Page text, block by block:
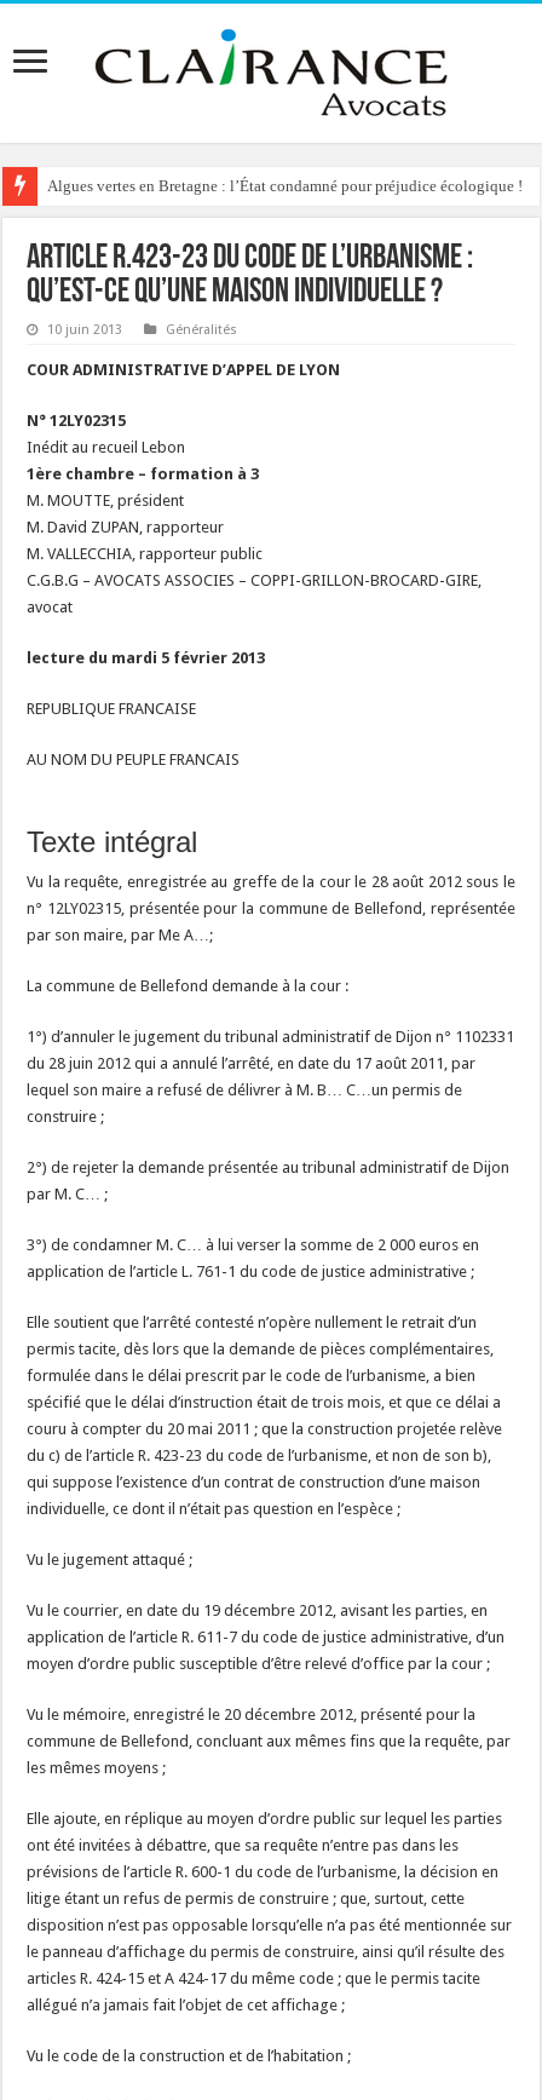
Algues vertes en Bretagne : l’État condamné pour préjudice écologique !
Article R.423-23 du Code de l’urbanisme :
qu’est-ce qu’une maison individuelle ?
10 juin 2013 Généralités
COUR ADMINISTRATIVE D’APPEL DE LYON
N° 12LY02315
Inédit au recueil Lebon
1ère chambre – formation à 3
M. MOUTTE, président
M. David ZUPAN, rapporteur
M. VALLECCHIA, rapporteur public
C.G.B.G – AVOCATS ASSOCIES – COPPI-GRILLON-BROCARD-GIRE,
avocat
lecture du mardi 5 février 2013
REPUBLIQUE FRANCAISE
AU NOM DU PEUPLE FRANCAIS
Texte intégral
Vu la requête, enregistrée au greffe de la cour le 28 août 2012 sous le
n° 12LY02315, présentée pour la commune de Bellefond, représentée
par son maire, par Me A…;
La commune de Bellefond demande à la cour :
1°) d’annuler le jugement du tribunal administratif de Dijon n° 1102331
du 28 juin 2012 qui a annulé l’arrêté, en date du 17 août 2011, par
lequel son maire a refusé de délivrer à M. B… C…un permis de
construire ;
2°) de rejeter la demande présentée au tribunal administratif de Dijon
par M. C… ;
3°) de condamner M. C… à lui verser la somme de 2 000 euros en
application de l’article L. 761-1 du code de justice administrative ;
Elle soutient que l’arrêté contesté n’opère nullement le retrait d’un
permis tacite, dès lors que la demande de pièces complémentaires,
formulée dans le délai prescrit par le code de l’urbanisme, a bien
spécifié que le délai d’instruction était de trois mois, et que ce délai a
couru à compter du 20 mai 2011 ; que la construction projetée relève
du c) de l’article R. 423-23 du code de l’urbanisme, et non de son b),
qui suppose l’existence d’un contrat de construction d’une maison
individuelle, ce dont il n’était pas question en l’espèce ;
Vu le jugement attaqué ;
Vu le courrier, en date du 19 décembre 2012, avisant les parties, en
application de l’article R. 611-7 du code de justice administrative, d’un
moyen d’ordre public susceptible d’être relevé d’office par la cour ;
Vu le mémoire, enregistré le 20 décembre 2012, présenté pour la
commune de Bellefond, concluant aux mêmes fins que la requête, par
les mêmes moyens ;
Elle ajoute, en réplique au moyen d’ordre public sur lequel les parties
ont été invitées à débattre, que sa requête n’entre pas dans les
prévisions de l’article R. 600-1 du code de l’urbanisme, la décision en
litige étant un refus de permis de construire ; que, surtout, cette
disposition n’est pas opposable lorsqu’elle n’a pas été mentionnée sur
le panneau d’affichage du permis de construire, ainsi qu’il résulte des
articles R. 424-15 et A 424-17 du même code ; que le permis tacite
allégué n’a jamais fait l’objet de cet affichage ;
Vu le code de la construction et de l’habitation ;